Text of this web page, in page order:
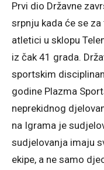
Prvi dio Državne
srpnju kada će se
atletici u sklopu
iz čak 41 grada.
sportskim
godine Plazma
neprekidnog
na Igrama je
sudjelovanja imaju
ekipe, a ne samo